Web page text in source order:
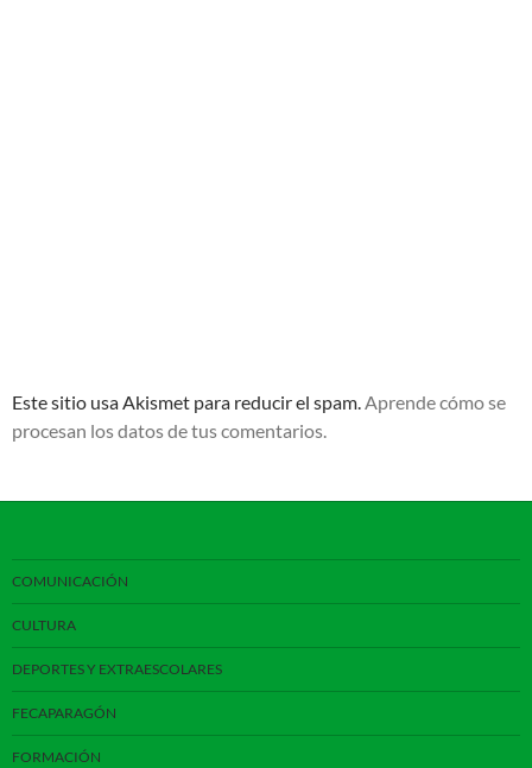
Este sitio usa Akismet para reducir el spam. Aprende cómo se
procesan los datos de tus comentarios.
COMUNICACIÓN
CULTURA
DEPORTES Y EXTRAESCOLARES
FECAPARAGÓN
FORMACIÓN